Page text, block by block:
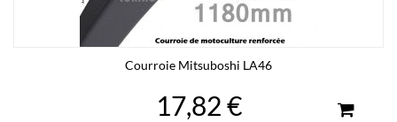
Courroie Mitsuboshi LA46
17,82 €